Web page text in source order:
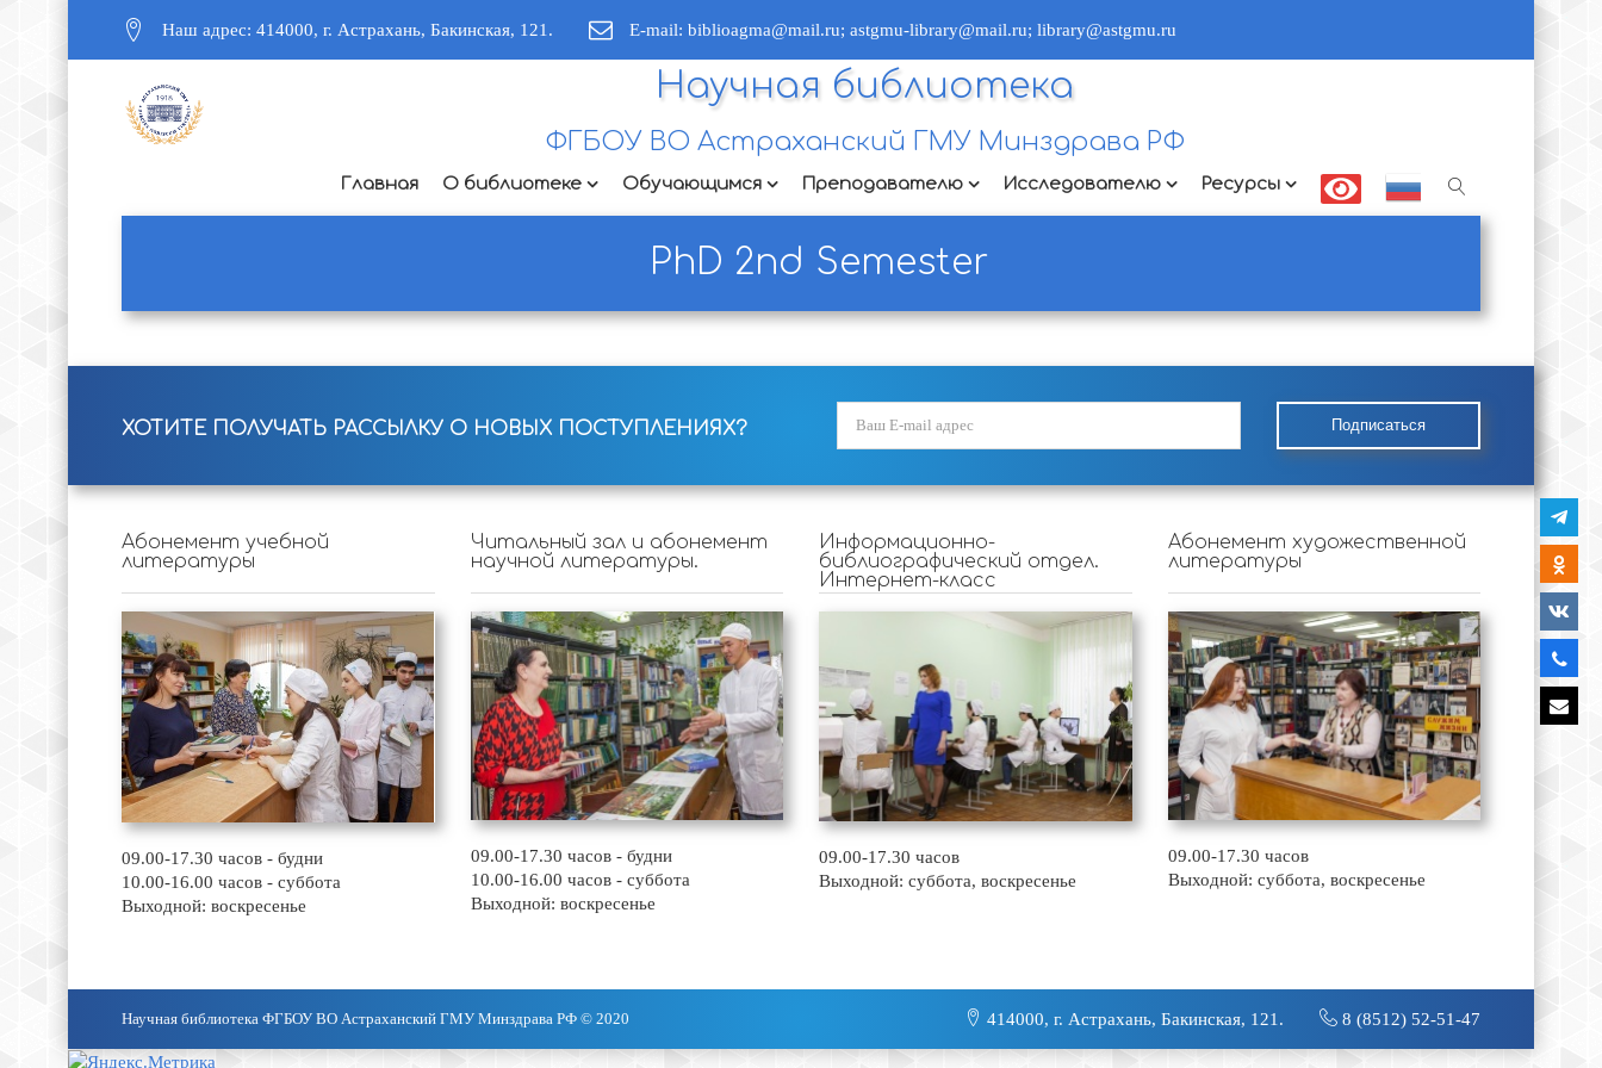
Наш адрес: 414000, г. Астрахань, Бакинская, 121. E-mail: biblioagma@mail.ru; astgmu-library@mail.ru; library@astgmu.ru
Научная библиотека
ФГБОУ ВО Астраханский ГМУ Минздрава РФ
Главная О библиотеке Обучающимся Преподавателю Исследователю Ресурсы
PhD 2nd Semester
ХОТИТЕ ПОЛУЧАТЬ РАССЫЛКУ О НОВЫХ ПОСТУПЛЕНИЯХ? Подписаться
Абонемент учебной
литературы
09.00-17.30 часов - будни
10.00-16.00 часов - суббота
Выходной: воскресенье
Читальный зал и абонемент
научной литературы.
09.00-17.30 часов - будни
10.00-16.00 часов - суббота
Выходной: воскресенье
Информационно-
библиографический отдел.
Интернет-класс
09.00-17.30 часов
Выходной: суббота, воскресенье
Абонемент художественной
литературы
09.00-17.30 часов
Выходной: суббота, воскресенье
Научная библиотека ФГБОУ ВО Астраханский ГМУ Минздрава РФ © 2020 414000, г. Астрахань, Бакинская, 121. 8 (8512) 52-51-47